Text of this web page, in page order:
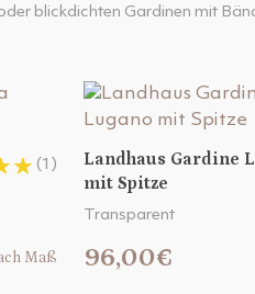
blickdichten Gardinen mit
(1)
Maß
Landhaus Gardine
mit Spitze
Transparent
96,00€